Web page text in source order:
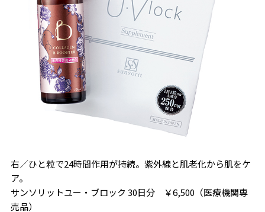
右／ひと粒で24時間作用が持続。紫外線と肌老化から肌をケ
ア。
サンソリットユー・ブロック 30日分 ￥6,500（医療機関専
売品）